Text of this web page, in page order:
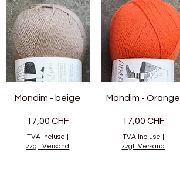
Mondim - beige
Prix
17,00 CHF
TVA Incluse
zzgl. Versand
Mondim - Orange
Prix
17,00 CHF
TVA Incluse
zzgl. Versand